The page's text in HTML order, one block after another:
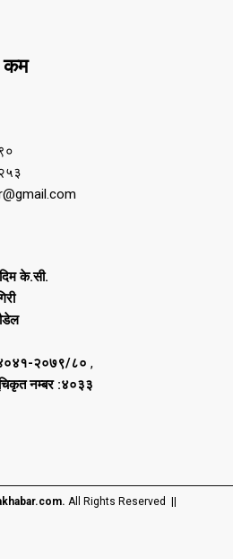
कम
के.सी.
२०७९/८० ,
नम्बर :४०३३
All Rights Reserved ||